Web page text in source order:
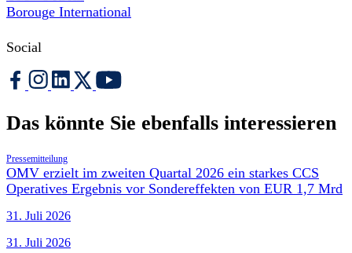
Borouge International
Social
Das könnte Sie ebenfalls interessieren
Pressemitteilung
OMV erzielt im zweiten Quartal 2026 ein starkes CCS
Operatives Ergebnis vor Sondereffekten von EUR 1,7 Mrd
31. Juli 2026
31. Juli 2026